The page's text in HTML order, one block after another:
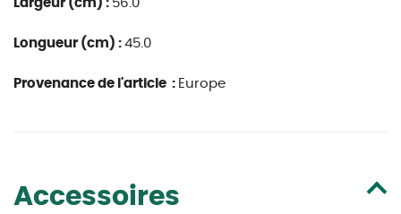
Largeur (cm) : 56.0
Longueur (cm) : 45.0
Provenance de l'article : Europe
Accessoires